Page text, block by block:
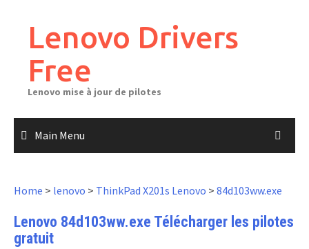
contentLenovo Drivers
Free
Lenovo mise à jour de pilotes
Main Menu
Home > lenovo > ThinkPad X201s Lenovo > 84d103ww.exe
Lenovo 84d103ww.exe Télécharger les pilotes
gratuit